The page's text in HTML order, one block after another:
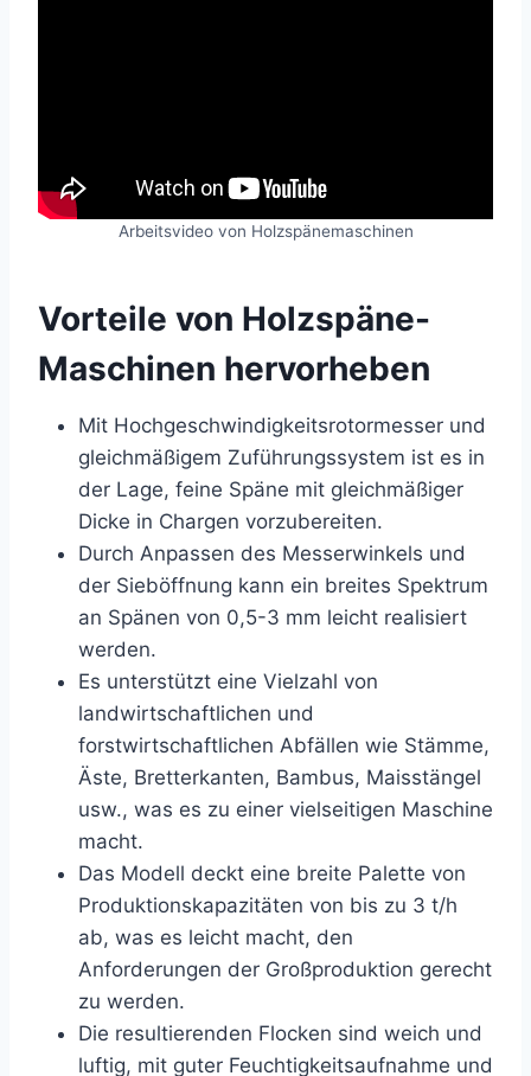
Arbeitsvideo von Holzspänemaschinen
Vorteile von Holzspäne-
Maschinen hervorheben
Mit Hochgeschwindigkeitsrotormesser und
gleichmäßigem Zuführungssystem ist es in
der Lage, feine Späne mit gleichmäßiger
Dicke in Chargen vorzubereiten.
Durch Anpassen des Messerwinkels und
der Sieböffnung kann ein breites Spektrum
an Spänen von 0,5-3 mm leicht realisiert
werden.
Es unterstützt eine Vielzahl von
landwirtschaftlichen und
forstwirtschaftlichen Abfällen wie Stämme,
Äste, Bretterkanten, Bambus, Maisstängel
usw., was es zu einer vielseitigen Maschine
macht.
Das Modell deckt eine breite Palette von
Produktionskapazitäten von bis zu 3 t/h
ab, was es leicht macht, den
Anforderungen der Großproduktion gerecht
zu werden.
Die resultierenden Flocken sind weich und
luftig, mit guter Feuchtigkeitsaufnahme und